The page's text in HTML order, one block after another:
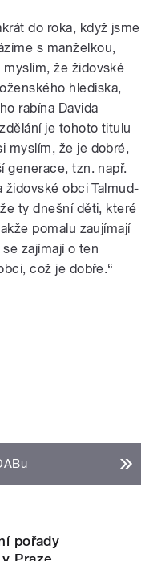
do roka, když jsme
s manželkou,
že židovské
hlediska,
rabína Davida
je tohoto titulu
myslím, že je dobré,
generace, tzn. např.
obci Talmud-
ty dnešní děti, které
pomalu zaujímají
zajímají o ten
což je dobře.“
pořady